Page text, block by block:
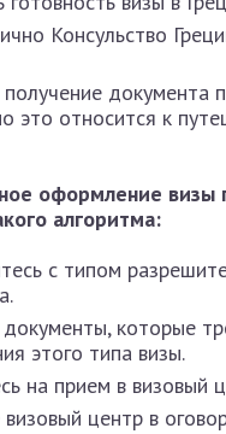
Консульство
получение документа
это относится к
оформление визы
алгоритма:
с типом
которые
этого типа визы.
на прием в визовый
центр в